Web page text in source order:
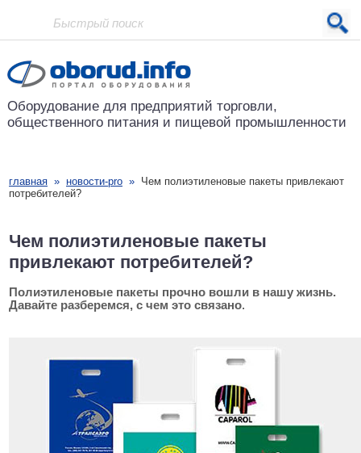
Проект основан в 2001 году
Оборудование для предприятий торговли,
общественного питания и пищевой промышленности
главная » новости-pro » Чем полиэтиленовые пакеты привлекают
потребителей?
Чем полиэтиленовые пакеты
привлекают потребителей?
Полиэтиленовые пакеты прочно вошли в нашу жизнь.
Давайте разберемся, с чем это связано.